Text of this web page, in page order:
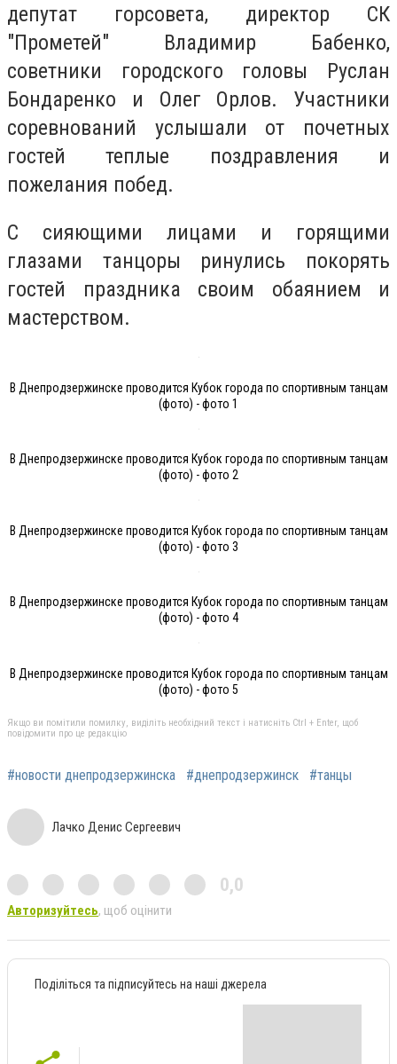
депутат горсовета, директор СК
"Прометей" Владимир Бабенко,
советники городского головы Руслан
Бондаренко и Олег Орлов. Участники
соревнований услышали от почетных
гостей теплые поздравления и
пожелания побед.
С сияющими лицами и горящими
глазами танцоры ринулись покорять
гостей праздника своим обаянием и
мастерством.
В Днепродзержинске проводится Кубок города по спортивным танцам
(фото) - фото 1
В Днепродзержинске проводится Кубок города по спортивным танцам
(фото) - фото 2
В Днепродзержинске проводится Кубок города по спортивным танцам
(фото) - фото 3
В Днепродзержинске проводится Кубок города по спортивным танцам
(фото) - фото 4
В Днепродзержинске проводится Кубок города по спортивным танцам
(фото) - фото 5
Якщо ви помітили помилку, виділіть необхідний текст і натисніть Ctrl + Enter, щоб
повідомити про це редакцію
#новости днепродзержинска #днепродзержинск #танцы
Лачко Денис Сергеевич
0,0
Авторизуйтесь, щоб оцінити
Поділіться та підписуйтесь на наші джерела